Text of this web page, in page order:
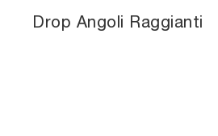
Drop Angoli Raggianti